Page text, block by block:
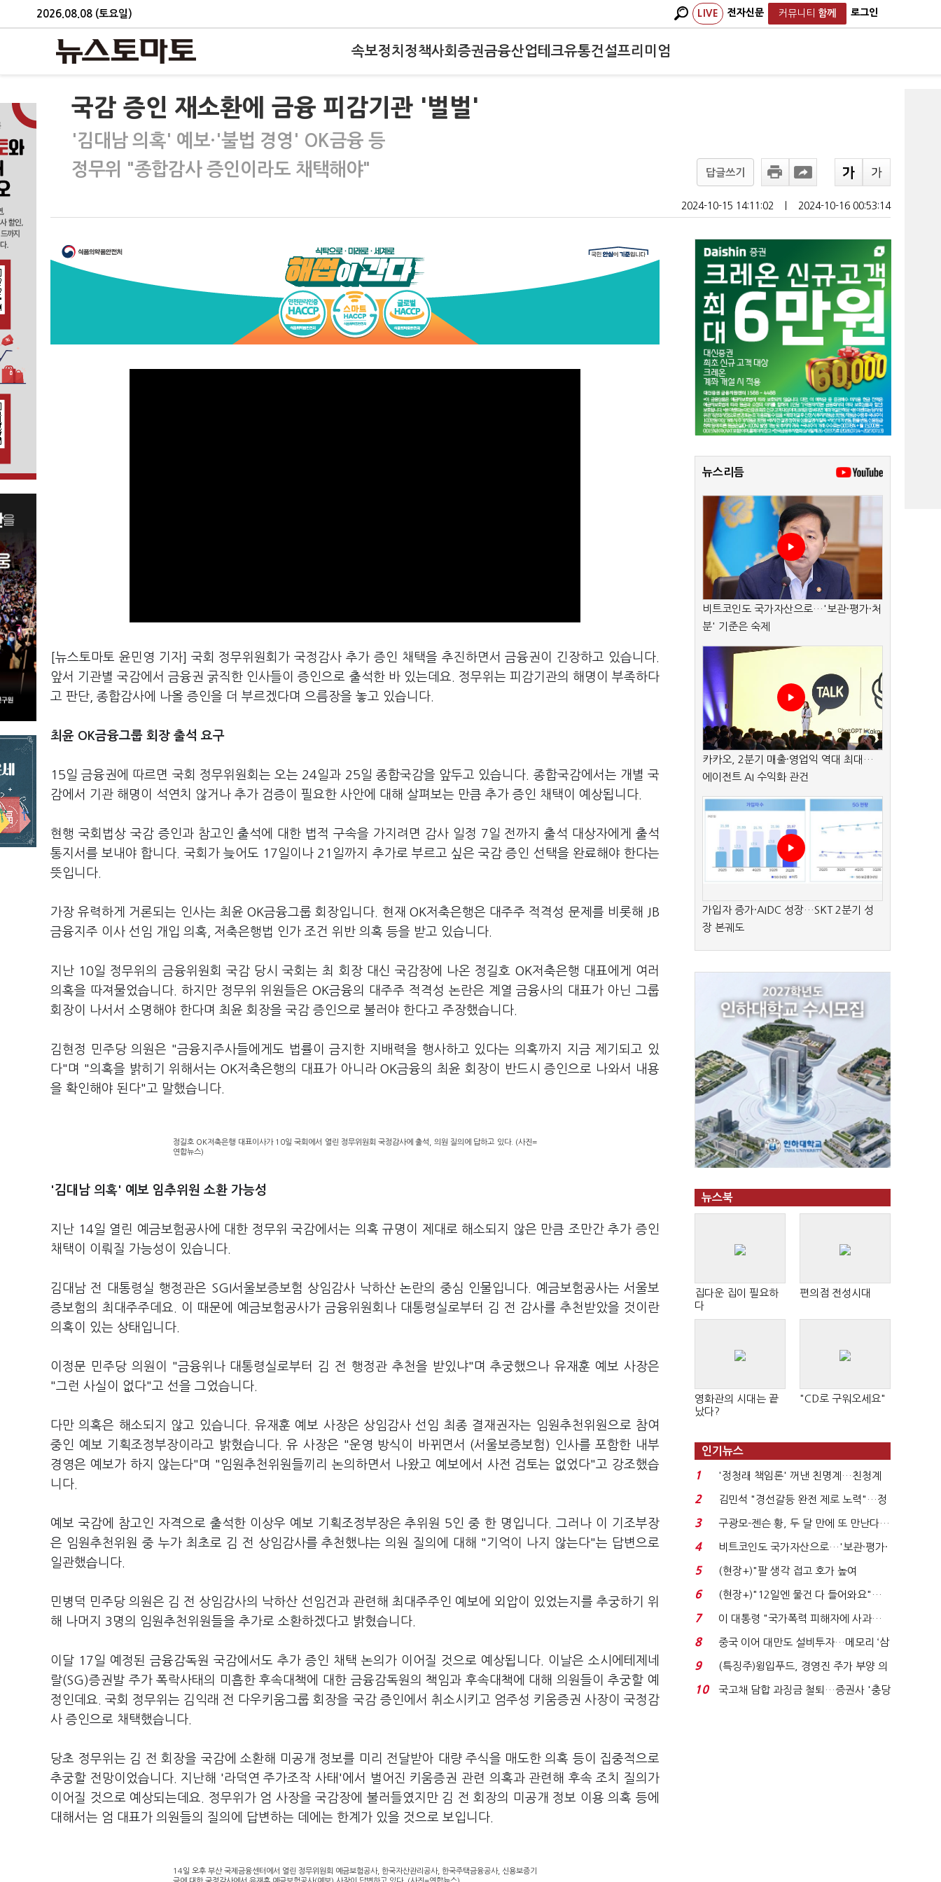
2026.08.08 (토요일) LIVE 전자신문 커뮤니티 함께 로그인
속보정치 정책사회 증권금융산업테크유통건설프리미엄
국감 증인 재소환에 금융 피감기관 '벌벌'
'김대남 의혹' 예보·'불법 경영' OK금융 등
정무위 "종합감사 증인이라도 채택해야"
답글쓰기
2024-10-15 14:11:02 2024-10-16 00:53:14
[뉴스토마토 윤민영 기자] 국회 정무위원회가 국정감사 추가 증인 채택을 추진하면서 금융권이 긴장하고 있습니다.
앞서 기관별 국감에서 금융권 굵직한 인사들이 증인으로 출석한 바 있는데요. 정무위는 피감기관의 해명이 부족하다
고 판단, 종합감사에 나올 증인을 더 부르겠다며 으름장을 놓고 있습니다.
최윤 OK금융그룹 회장 출석 요구
15일 금융권에 따르면 국회 정무위원회는 오는 24일과 25일 종합국감을 앞두고 있습니다. 종합국감에서는 개별 국
감에서 기관 해명이 석연치 않거나 추가 검증이 필요한 사안에 대해 살펴보는 만큼 추가 증인 채택이 예상됩니다.
현행 국회법상 국감 증인과 참고인 출석에 대한 법적 구속을 가지려면 감사 일정 7일 전까지 출석 대상자에게 출석
통지서를 보내야 합니다. 국회가 늦어도 17일이나 21일까지 추가로 부르고 싶은 국감 증인 선택을 완료해야 한다는
뜻입니다.
가장 유력하게 거론되는 인사는 최윤 OK금융그룹 회장입니다. 현재 OK저축은행은 대주주 적격성 문제를 비롯해 JB
금융지주 이사 선임 개입 의혹, 저축은행법 인가 조건 위반 의혹 등을 받고 있습니다.
지난 10일 정무위의 금융위원회 국감 당시 국회는 최 회장 대신 국감장에 나온 정길호 OK저축은행 대표에게 여러
의혹을 따져물었습니다. 하지만 정무위 위원들은 OK금융의 대주주 적격성 논란은 계열 금융사의 대표가 아닌 그룹
회장이 나서서 소명해야 한다며 최윤 회장을 국감 증인으로 불러야 한다고 주장했습니다.
김현정 민주당 의원은 "금융지주사들에게도 법률이 금지한 지배력을 행사하고 있다는 의혹까지 지금 제기되고 있
다"며 "의혹을 밝히기 위해서는 OK저축은행의 대표가 아니라 OK금융의 최윤 회장이 반드시 증인으로 나와서 내용
을 확인해야 된다"고 말했습니다.
정길호 OK저축은행 대표이사가 10일 국회에서 열린 정무위원회 국정감사에 출석, 의원 질의에 답하고 있다. (사진=
연합뉴스)
'김대남 의혹' 예보 임추위원 소환 가능성
지난 14일 열린 예금보험공사에 대한 정무위 국감에서는 의혹 규명이 제대로 해소되지 않은 만큼 조만간 추가 증인
채택이 이뤄질 가능성이 있습니다.
김대남 전 대통령실 행정관은 SGI서울보증보험 상임감사 낙하산 논란의 중심 인물입니다. 예금보험공사는 서울보
증보험의 최대주주데요. 이 때문에 예금보험공사가 금융위원회나 대통령실로부터 김 전 감사를 추천받았을 것이란
의혹이 있는 상태입니다.
이정문 민주당 의원이 "금융위나 대통령실로부터 김 전 행정관 추천을 받있냐"며 추궁했으나 유재훈 예보 사장은
"그런 사실이 없다"고 선을 그었습니다.
다만 의혹은 해소되지 않고 있습니다. 유재훈 예보 사장은 상임감사 선임 최종 결재권자는 임원추천위원으로 참여
중인 예보 기획조정부장이라고 밝혔습니다. 유 사장은 "운영 방식이 바뀌면서 (서울보증보험) 인사를 포함한 내부
경영은 예보가 하지 않는다"며 "임원추천위원들끼리 논의하면서 나왔고 예보에서 사전 검토는 없었다"고 강조했습
니다.
예보 국감에 참고인 자격으로 출석한 이상우 예보 기획조정부장은 추위원 5인 중 한 명입니다. 그러나 이 기조부장
은 임원추천위원 중 누가 최초로 김 전 상임감사를 추천했냐는 의원 질의에 대해 "기억이 나지 않는다"는 답변으로
일관했습니다.
민병덕 민주당 의원은 김 전 상임감사의 낙하산 선임건과 관련해 최대주주인 예보에 외압이 있었는지를 추궁하기 위
해 나머지 3명의 임원추천위원들을 추가로 소환하겠다고 밝혔습니다.
이달 17일 예정된 금융감독원 국감에서도 추가 증인 채택 논의가 이어질 것으로 예상됩니다. 이날은 소시에테제네
랄(SG)증권발 주가 폭락사태의 미흡한 후속대책에 대한 금융감독원의 책임과 후속대책에 대해 의원들이 추궁할 예
정인데요. 국회 정무위는 김익래 전 다우키움그룹 회장을 국감 증인에서 취소시키고 엄주성 키움증권 사장이 국정감
사 증인으로 채택했습니다.
당초 정무위는 김 전 회장을 국감에 소환해 미공개 정보를 미리 전달받아 대량 주식을 매도한 의혹 등이 집중적으로
추궁할 전망이었습니다. 지난해 '라덕연 주가조작 사태'에서 벌어진 키움증권 관련 의혹과 관련해 후속 조치 질의가
이어질 것으로 예상되는데요. 정무위가 엄 사장을 국감장에 불러들였지만 김 전 회장의 미공개 정보 이용 의혹 등에
대해서는 엄 대표가 의원들의 질의에 답변하는 데에는 한계가 있을 것으로 보입니다.
14일 오후 부산 국제금융센터에서 열린 정무위원회 예금보험공사, 한국자산관리공사, 한국주택금융공사, 신용보증기
뉴스리듬
비트코인도 국가자산으로…'보관·평가·처
분' 기준은 숙제
카카오, 2분기 매출·영업익 역대 최대…
에이전트 AI 수익화 관건
가입자 증가·AIDC 성장…SKT 2분기 성
장 본궤도
뉴스북
집다운 집이 필요하
다
편의점 전성시대
영화관의 시대는 끝
났다?
"CD로 구워오세요"
인기뉴스
1
'정청래 책임론' 꺼낸 친명계…친청계
는 추가투표 때리기...
2
김민석 "경선갈등 완전 제로 노력"…정
청래 "반명 공세 사...
3
구광모-젠슨 황, 두 달 만에 또 만난다…
로봇·AI 등 논...
4
비트코인도 국가자산으로…'보관·평가·
처분' 기준은 ...
5
(현장+)"팔 생각 접고 호가 높여
요"…'덜 똘똘한 한 채' 20...
6
(현장+)"12일엔 물건 다 들어와요"…
빈 매대 채우며 문 연 ...
7
이 대통령 "국가폭력 피해자에 사과…
적극적 조사로 진...
8
중국 이어 대만도 설비투자…메모리 ‘삼
국전쟁’
9
(특징주)윙입푸드, 경영진 주가 부양 의
지에 상한가...
10
국고채 담합 과징금 철퇴…증권사 '충당